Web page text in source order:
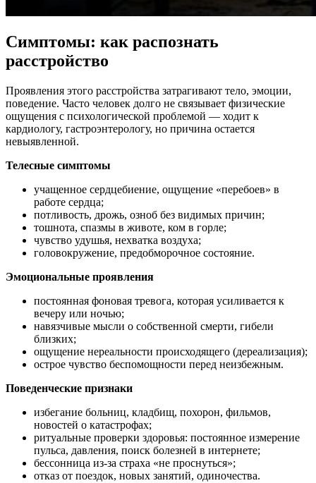
Симптомы: как распознать
расстройство
Проявления этого расстройства затрагивают тело, эмоции,
поведение. Часто человек долго не связывает физические
ощущения с психологической проблемой — ходит к
кардиологу, гастроэнтерологу, но причина остается
невыявленной.
Телесные симптомы
учащенное сердцебиение, ощущение «перебоев» в
работе сердца;
потливость, дрожь, озноб без видимых причин;
тошнота, спазмы в животе, ком в горле;
чувство удушья, нехватка воздуха;
головокружение, предобморочное состояние.
Эмоциональные проявления
постоянная фоновая тревога, которая усиливается к
вечеру или ночью;
навязчивые мысли о собственной смерти, гибели
близких;
ощущение нереальности происходящего (дереализация);
острое чувство беспомощности перед неизбежным.
Поведенческие признаки
избегание больниц, кладбищ, похорон, фильмов,
новостей о катастрофах;
ритуальные проверки здоровья: постоянное измерение
пульса, давления, поиск болезней в интернете;
бессонница из-за страха «не проснуться»;
отказ от поездок, новых занятий, одиночества.